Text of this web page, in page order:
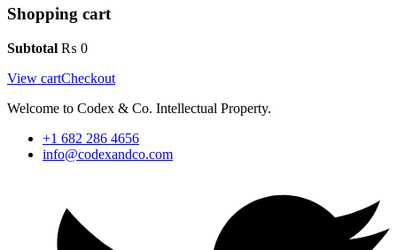
Shopping cart
Subtotal ₨ 0
View cartCheckout
Welcome to Codex & Co. Intellectual Property.
+1 682 286 4656
info@codexandco.com